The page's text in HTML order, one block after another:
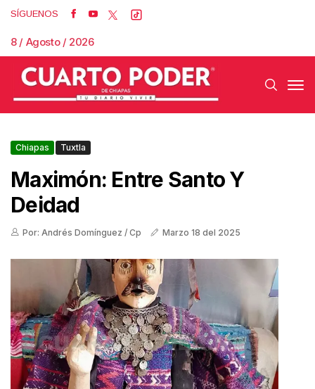
SÍGUENOS
8 / Agosto / 2026
Chiapas Tuxtla
Maximón: Entre Santo Y
Deidad
Por: Andrés Domínguez / Cp Marzo 18 del 2025